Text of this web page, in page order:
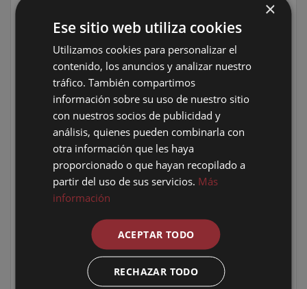
habilidades profesionales y ampliar sus
oportunidades laborales.
tiempo, incrementando la eficiencia y
productividad en su trabajo.
Habilidades que adquirirás
Al finalizar el curso, obtendrás las herramientas
necesarias para crear y parametrizar familias
avanzadas en Revit, tales como:
Equipamiento.
Muros.
Muros cortina.
Escaleras.
Modelos arquitectónicos complejos.
×
Ese sitio web utiliza cookies
Utilizamos cookies para personalizar el
contenido, los anuncios y analizar nuestro
tráfico. También compartimos
información sobre su uso de nuestro sitio
con nuestros socios de publicidad y
análisis, quienes pueden combinarla con
otra información que les haya
proporcionado o que hayan recopilado a
partir del uso de sus servicios. Más
información
ACEPTAR TODO
RECHAZAR TODO